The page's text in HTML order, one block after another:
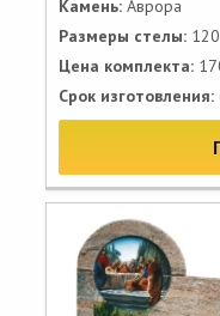
Камень: Аврора
Размеры стелы:
Цена комплекта:
Срок изготовления: